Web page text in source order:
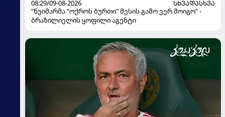
08:29/09-08-2026
ᲡᲮᲕᲐᲓᲐᲡᲮᲕᲐ
"ნეიმარმა "ოქროს ბურთი" მესის გამო ვერ მოიგო" -
ბრაზილიელის ყოფილი აგენტი